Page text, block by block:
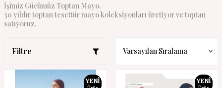
İşimiz Gücümüz Toptan Mayo.
30 yıldır toptan tesettür mayo koleksiyonları üretiyor ve toptan
satıyoruz.
Filtre
YENI YENI